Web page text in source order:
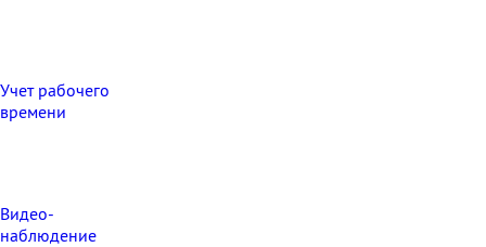
Учет рабочего
времени
Видео‑
наблюдение